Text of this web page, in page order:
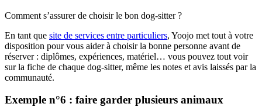
Comment s’assurer de choisir le bon dog-sitter ?
En tant que site de services entre particuliers, Yoojo met tout à votre
disposition pour vous aider à choisir la bonne personne avant de
réserver : diplômes, expériences, matériel… vous pouvez tout voir
sur la fiche de chaque dog-sitter, même les notes et avis laissés par la
communauté.
Exemple n°6 : faire garder plusieurs animaux